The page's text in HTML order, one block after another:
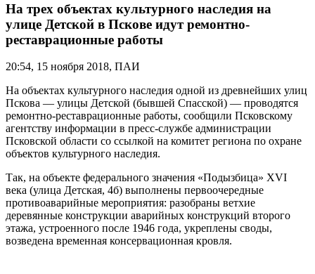
На трех объектах культурного наследия на
улице Детской в Пскове идут ремонтно-
реставрационные работы
20:54, 15 ноября 2018, ПАИ
На объектах культурного наследия одной из древнейших улиц
Пскова — улицы Детской (бывшей Спасской) — проводятся
ремонтно-реставрационные работы, сообщили Псковскому
агентству информации в пресс-службе администрации
Псковской области со ссылкой на комитет региона по охране
объектов культурного наследия.
Так, на объекте федерального значения «Подызбица» XVI
века (улица Детская, 4б) выполнены первоочередные
противоаварийные мероприятия: разобраны ветхие
деревянные конструкции аварийных конструкций второго
этажа, устроенного после 1946 года, укреплены своды,
возведена временная консервационная кровля.